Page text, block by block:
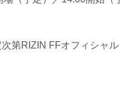
第RIZIN FFオフィシャル